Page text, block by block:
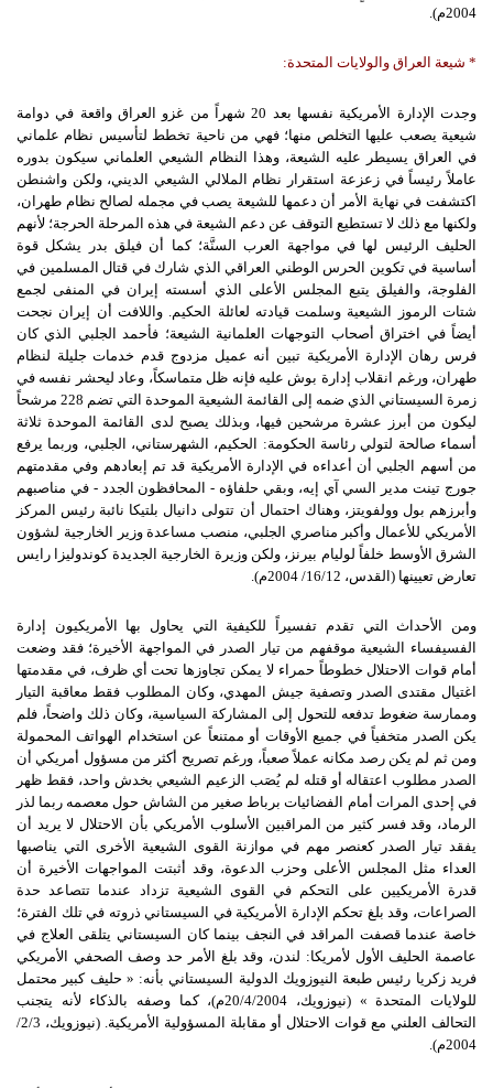
2004م).
* شيعة العراق والولايات المتحدة:
وجدت الإدارة الأمريكية نفسها بعد 20 شهراً من غزو العراق واقعة في دوامة
شيعية يصعب عليها التخلص منها؛ فهي من ناحية تخطط لتأسيس نظام علماني
في العراق يسيطر عليه الشيعة، وهذا النظام الشيعي العلماني سيكون بدوره
عاملاً رئيساً في زعزعة استقرار نظام الملالي الشيعي الديني، ولكن واشنطن
اكتشفت في نهاية الأمر أن دعمها للشيعة يصب في مجمله لصالح نظام طهران،
ولكنها مع ذلك لا تستطيع التوقف عن دعم الشيعة في هذه المرحلة الحرجة؛ لأنهم
الحليف الرئيس لها في مواجهة العرب السنَّة؛ كما أن فيلق بدر يشكل قوة
أساسية في تكوين الحرس الوطني العراقي الذي شارك في قتال المسلمين في
الفلوجة، والفيلق يتبع المجلس الأعلى الذي أسسته إيران في المنفى لجمع
شتات الرموز الشيعية وسلمت قيادته لعائلة الحكيم. واللافت أن إيران نجحت
أيضاً في اختراق أصحاب التوجهات العلمانية الشيعة؛ فأحمد الجلبي الذي كان
فرس رهان الإدارة الأمريكية تبين أنه عميل مزدوج قدم خدمات جليلة لنظام
طهران، ورغم انقلاب إدارة بوش عليه فإنه ظل متماسكاً، وعاد ليحشر نفسه في
زمرة السيستاني الذي ضمه إلى القائمة الشيعية الموحدة التي تضم 228 مرشحاً
ليكون من أبرز عشرة مرشحين فيها، وبذلك يصبح لدى القائمة الموحدة ثلاثة
أسماء صالحة لتولي رئاسة الحكومة: الحكيم، الشهرستاني، الجلبي، وربما يرفع
من أسهم الجلبي أن أعداءه في الإدارة الأمريكية قد تم إبعادهم وفي مقدمتهم
جورج تينت مدير السي آي إيه، وبقي حلفاؤه - المحافظون الجدد - في مناصبهم
وأبرزهم بول وولفويتز، وهناك احتمال أن تتولى دانيال بلتيكا نائبة رئيس المركز
الأمريكي للأعمال وأكبر مناصري الجلبي، منصب مساعدة وزير الخارجية لشؤون
الشرق الأوسط خلفاً لوليام بيرنز، ولكن وزيرة الخارجية الجديدة كوندوليزا رايس
تعارض تعيينها (القدس، 16/12/ 2004م).
ومن الأحداث التي تقدم تفسيراً للكيفية التي يحاول بها الأمريكيون إدارة
الفسيفساء الشيعية موقفهم من تيار الصدر في المواجهة الأخيرة؛ فقد وضعت
أمام قوات الاحتلال خطوطاً حمراء لا يمكن تجاوزها تحت أي ظرف، في مقدمتها
اغتيال مقتدى الصدر وتصفية جيش المهدي، وكان المطلوب فقط معاقبة التيار
وممارسة ضغوط تدفعه للتحول إلى المشاركة السياسية، وكان ذلك واضحاً، فلم
يكن الصدر متخفياً في جميع الأوقات أو ممتنعاً عن استخدام الهواتف المحمولة
ومن ثم لم يكن رصد مكانه عملاً صعباً، ورغم تصريح أكثر من مسؤول أمريكي أن
الصدر مطلوب اعتقاله أو قتله لم يُصَب الزعيم الشيعي بخدش واحد، فقط ظهر
في إحدى المرات أمام الفضائيات برباط صغير من الشاش حول معصمه ربما لذر
الرماد، وقد فسر كثير من المراقبين الأسلوب الأمريكي بأن الاحتلال لا يريد أن
يفقد تيار الصدر كعنصر مهم في موازنة القوى الشيعية الأخرى التي يناصبها
العداء مثل المجلس الأعلى وحزب الدعوة، وقد أثبتت المواجهات الأخيرة أن
قدرة الأمريكيين على التحكم في القوى الشيعية تزداد عندما تتصاعد حدة
الصراعات، وقد بلغ تحكم الإدارة الأمريكية في السيستاني ذروته في تلك الفترة؛
خاصة عندما قصفت المراقد في النجف بينما كان السيستاني يتلقى العلاج في
عاصمة الحليف الأول لأمريكا: لندن، وقد بلغ الأمر حد وصف الصحفي الأمريكي
فريد زكريا رئيس طبعة النيوزويك الدولية السيستاني بأنه: « حليف كبير محتمل
للولايات المتحدة » (نيوزويك، 20/4/2004م)، كما وصفه بالذكاء لأنه يتجنب
التحالف العلني مع قوات الاحتلال أو مقابلة المسؤولية الأمريكية. (نيوزويك، 2/3/
2004م).